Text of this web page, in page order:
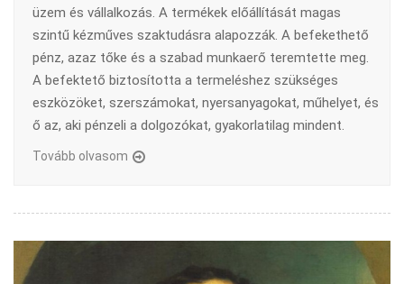
üzem és vállalkozás. A termékek előállítását magas
szintű kézműves szaktudásra alapozzák. A befekethető
pénz, azaz tőke és a szabad munkaerő teremtette meg.
A befektető biztosította a termeléshez szükséges
eszközöket, szerszámokat, nyersanyagokat, műhelyet, és
ő az, aki pénzeli a dolgozókat, gyakorlatilag mindent.
Tovább olvasom